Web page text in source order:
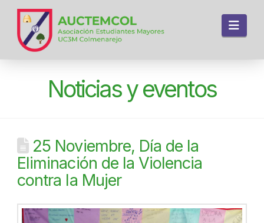
Noticias y eventos
25 Noviembre, Día de la
Eliminación de la Violencia
contra la Mujer